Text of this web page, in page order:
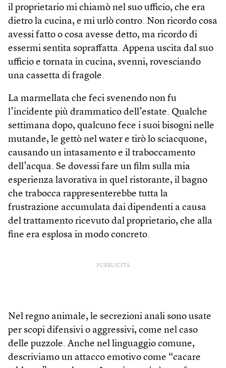
il proprietario mi chiamò nel suo ufficio, che era
dietro la cucina, e mi urlò contro. Non ricordo cosa
avessi fatto o cosa avesse detto, ma ricordo di
essermi sentita sopraffatta. Appena uscita dal suo
ufficio e tornata in cucina, svenni, rovesciando
una cassetta di fragole.
La marmellata che feci svenendo non fu
l’incidente più drammatico dell’estate. Qualche
settimana dopo, qualcuno fece i suoi bisogni nelle
mutande, le gettò nel water e tirò lo sciacquone,
causando un intasamento e il traboccamento
dell’acqua. Se dovessi fare un film sulla mia
esperienza lavorativa in quel ristorante, il bagno
che trabocca rappresenterebbe tutta la
frustrazione accumulata dai dipendenti a causa
del trattamento ricevuto dal proprietario, che alla
fine era esplosa in modo concreto.
PUBBLICITÀ
Nel regno animale, le secrezioni anali sono usate
per scopi difensivi o aggressivi, come nel caso
delle puzzole. Anche nel linguaggio comune,
descriviamo un attacco emotivo come “cacare